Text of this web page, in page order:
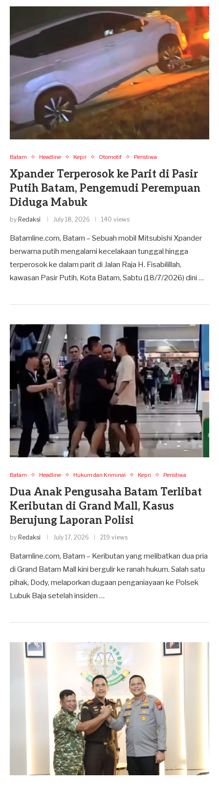
Batam Headline Kepri Otomotif Peristiwa
Xpander Terperosok ke Parit di Pasir
Putih Batam, Pengemudi Perempuan
Diduga Mabuk
by Redaksi July 18, 2026 140 views
Batamline.com, Batam – Sebuah mobil Mitsubishi Xpander
berwarna putih mengalami kecelakaan tunggal hingga
terperosok ke dalam parit di Jalan Raja H. Fisabilillah,
kawasan Pasir Putih, Kota Batam, Sabtu (18/7/2026) dini …
Batam Headline Hukum dan Kriminal Kepri Peristiwa
Dua Anak Pengusaha Batam Terlibat
Keributan di Grand Mall, Kasus
Berujung Laporan Polisi
by Redaksi July 17, 2026 219 views
Batamline.com, Batam – Keributan yang melibatkan dua pria
di Grand Batam Mall kini bergulir ke ranah hukum. Salah satu
pihak, Dody, melaporkan dugaan penganiayaan ke Polsek
Lubuk Baja setelah insiden …